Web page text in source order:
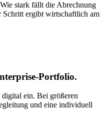
stark fällt die Abrechnung
Schritt ergibt wirtschaftlich am
Portfolio.
ein. Bei größeren
und eine individuell